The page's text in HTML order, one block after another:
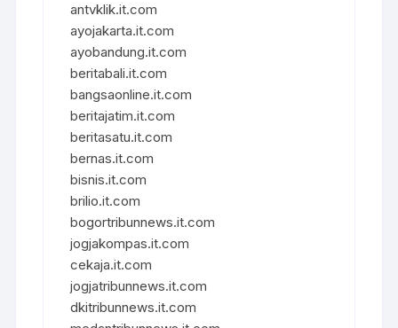
antvklik.it.com
ayojakarta.it.com
ayobandung.it.com
beritabali.it.com
bangsaonline.it.com
beritajatim.it.com
beritasatu.it.com
bernas.it.com
bisnis.it.com
brilio.it.com
bogortribunnews.it.com
jogjakompas.it.com
cekaja.it.com
jogjatribunnews.it.com
dkitribunnews.it.com